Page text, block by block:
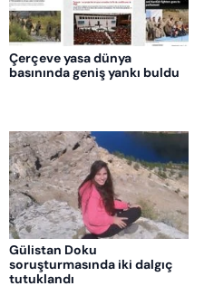
Çerçeve yasa dünya
basınında geniş yankı buldu
Gülistan Doku
soruşturmasında iki dalgıç
tutuklandı